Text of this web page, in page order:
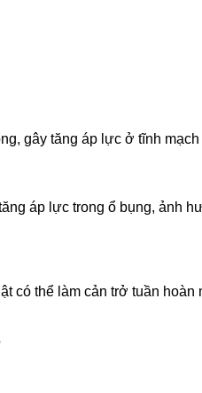
gây tăng áp lực ở tĩnh
áp lực trong ổ bụng, ảnh
thể làm cản trở tuần